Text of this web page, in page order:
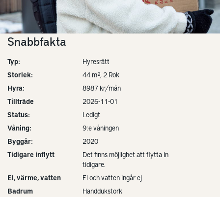
Snabbfakta
Typ:
Hyresrätt
Storlek:
44 m², 2 Rok
Hyra:
8987 kr/mån
Tillträde
2026-11-01
Status:
Ledigt
Våning:
9:e våningen
Byggår:
2020
Tidigare inflytt
Det finns möjlighet att flytta in
tidigare.
El, värme, vatten
El och vatten ingår ej
Badrum
Handdukstork